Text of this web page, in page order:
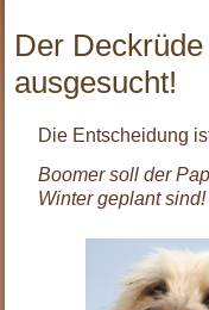
Der
ausgesucht!
Die Entscheidung
Boomer soll der
Winter geplant sind!